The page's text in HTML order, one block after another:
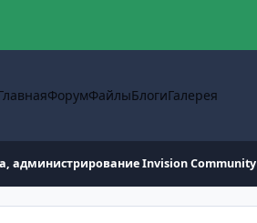
ФорумФайлыБлогиГалерея
администрирование Invision Community